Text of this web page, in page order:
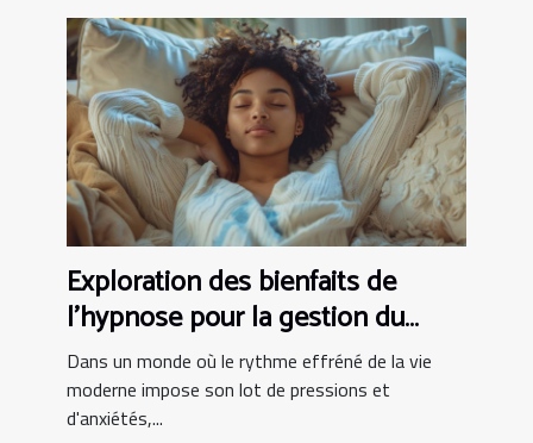
Exploration des bienfaits de
l'hypnose pour la gestion du
stress
Dans un monde où le rythme effréné de la vie
moderne impose son lot de pressions et
d'anxiétés,...